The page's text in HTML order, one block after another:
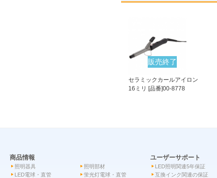
販売終了
セラミックカールアイロン
16ミリ [品番]00-8778
商品情報
照明器具
照明部材
LED電球・直管
蛍光灯電球・直管
ユーザーサポート
LED照明関連5年保証
互換インク関連の保証